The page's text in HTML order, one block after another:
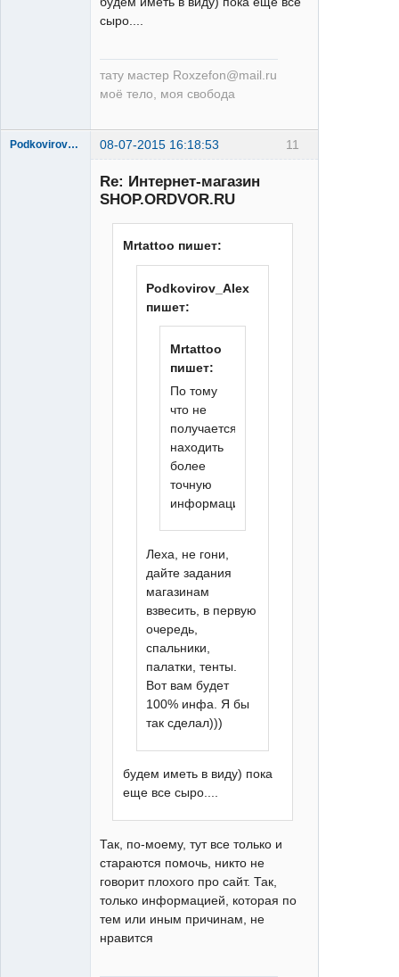
сыро....
тату мастер Roxzefon@mail.ru
моё тело, моя свобода
11
Podkovirov_Alex 08-07-2015 16:18:53
Re: Интернет-магазин
SHOP.ORDVOR.RU
Mrtattoo пишет:
Podkovirov_Alex
пишет:
Mrtattoo
пишет:
По тому
что не
получается
находить
более
точную
информацию...
Леха, не гони,
дайте задания
магазинам
взвесить, в первую
очередь,
спальники,
палатки, тенты.
Вот вам будет
100% инфа. Я бы
так сделал)))
будем иметь в виду) пока
еще все сыро....
Так, по-моему, тут все только и
стараются помочь, никто не
говорит плохого про сайт. Так,
только информацией, которая по
тем или иным причинам, не
нравится